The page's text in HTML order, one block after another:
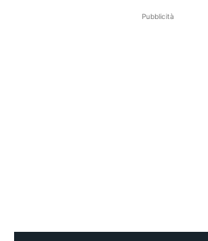
Pubblicità